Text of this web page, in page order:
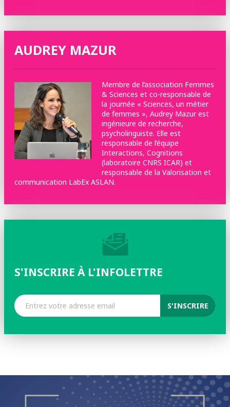
AUDREY MAZUR
Membre de l’association Femmes
& Sciences et co-responsable de
la journée « Sciences, un métier
de femmes », Audrey Mazur est
ingénieure de recherche,
psycholinguiste. Elle est
responsable de l’équipe
Interactions, Cognitions
(laboratoire CNRS ICAR) et
responsable de la Valorisation et
communication LabEx ASLAN.
S'INSCRIRE À L'INFOLETTRE